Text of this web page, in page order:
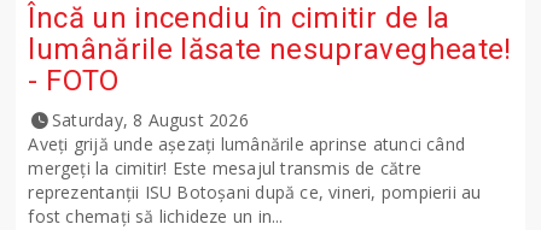
Încă un incendiu în cimitir de la
lumânările lăsate nesupravegheate!
- FOTO
Saturday, 8 August 2026
Aveți grijă unde așezați lumânările aprinse atunci când
mergeți la cimitir! Este mesajul transmis de către
reprezentanții ISU Botoșani după ce, vineri, pompierii au
fost chemați să lichideze un in...